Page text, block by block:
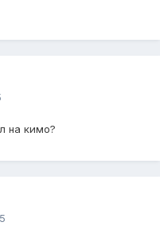
на кимо?